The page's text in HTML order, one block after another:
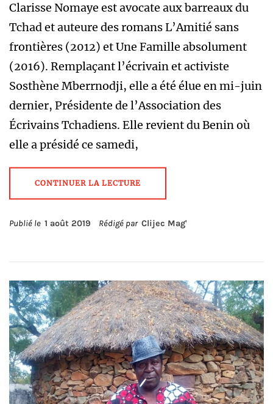
Clarisse Nomaye est avocate aux barreaux du
Tchad et auteure des romans L’Amitié sans
frontières (2012) et Une Famille absolument
(2016). Remplaçant l’écrivain et activiste
Sosthène Mberrnodji, elle a été élue en mi-juin
dernier, Présidente de l’Association des
Écrivains Tchadiens. Elle revient du Benin où
elle a présidé ce samedi,
CONTINUER LA LECTURE
Publié le 1 août 2019 Rédigé par Clijec Mag'